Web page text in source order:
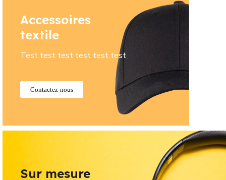
Accessoires
textile
Test test test test test test
Contactez-nous
Sur mesure